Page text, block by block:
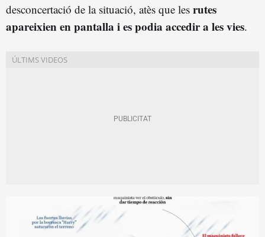
desconcertació de la situació, atès que les rutes
apareixien en pantalla i es podia accedir a les vies.